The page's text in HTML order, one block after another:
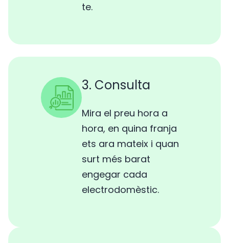
te.
3. Consulta
Mira el preu hora a
hora, en quina franja
ets ara mateix i quan
surt més barat
engegar cada
electrodomèstic.